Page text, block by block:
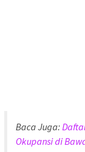
Baca Juga:
Okupansi di